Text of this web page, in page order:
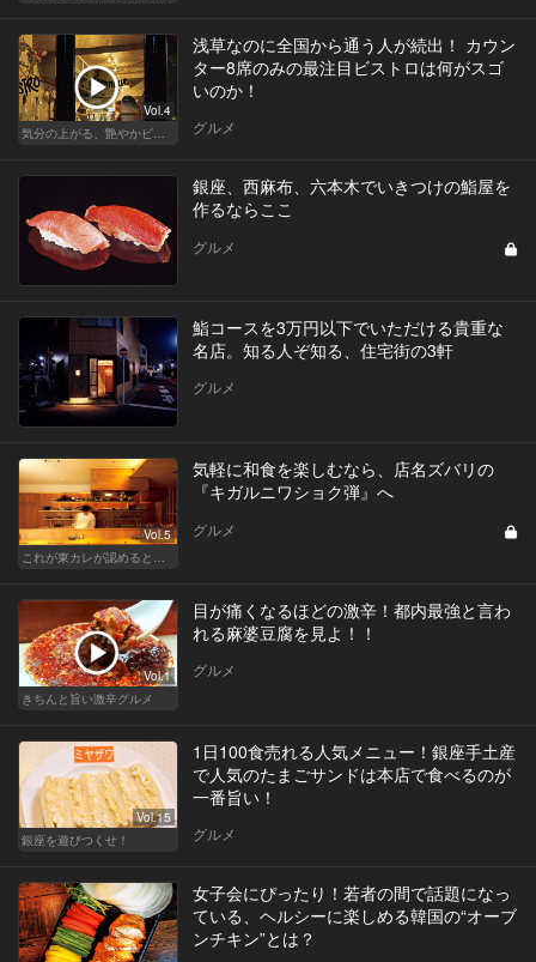
Vol.4
浅草なのに全国から通う人が続出！ カウン
ター8席のみの最注目ビストロは何がスゴ
いのか！
グルメ
銀座、西麻布、六本木でいきつけの鮨屋を
作るならここ
グルメ
鮨コースを3万円以下でいただける貴重な
名店。知る人ぞ知る、住宅街の3軒
グルメ
Vol.5
気軽に和食を楽しむなら、店名ズバリの
『キガルニワショク弾』へ
グルメ
Vol.1
きちんと旨い激辛グルメ
目が痛くなるほどの激辛！都内最強と言わ
れる麻婆豆腐を見よ！！
グルメ
Vol.15
銀座を遊びつくせ！
1日100食売れる人気メニュー！銀座手土産
で人気のたまごサンドは本店で食べるのが
一番旨い！
グルメ
女子会にぴったり！若者の間で話題になっ
ている、ヘルシーに楽しめる韓国の“オーブ
ンチキン”とは？